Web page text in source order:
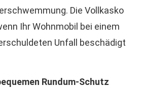
Die Vollkasko
Ihr Wohnmobil bei einem
Unfall beschädigt
Rundum-Schutz